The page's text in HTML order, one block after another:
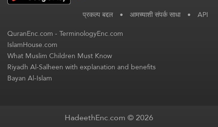
प्रकल्प बद्दल • आमच्याशी संपर्क साधा • API
QuranEnc.com-TerminologyEnc.com
IslamHouse.com
What Muslim Children Must Know
Riyadh Al-Salheen with explanation and benefits
Bayan Al-Islam
HadeethEnc.com © 2026